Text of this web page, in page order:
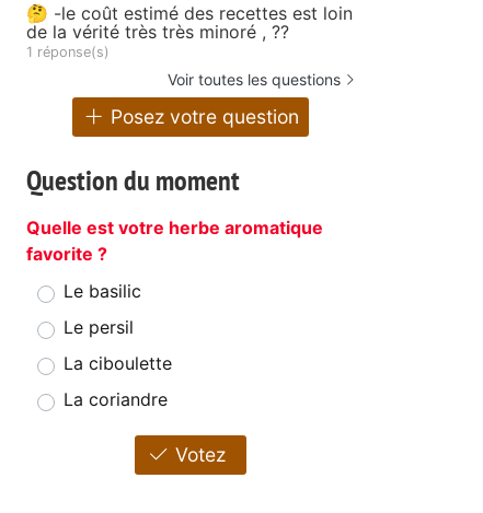
🤔 -le coût estimé des recettes est loin
de la vérité très très minoré , ??
1 réponse(s)
Voir toutes les questions
Posez votre question
Question du moment
Quelle est votre herbe aromatique
favorite ?
Le basilic
Le persil
La ciboulette
La coriandre
Votez